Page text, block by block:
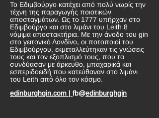
Το Εδιμβούργο κατέχει από πολύ νωρίς την
τέχνη της παραγωγής ποιοτικών
αποσταγμάτων. Ως το 1777 υπήρχαν στο
Εδιμβούργο και στο λιμάνι του Leith 8
νόμιμα αποστακτήρια. Με την άνοδο του gin
στο γειτονικό Λονδίνο, οι ποτοποιοί του
Εδιμβούργου, εκμεταλλεύτηκαν τις γνώσεις
τους και τον εξοπλισμό τους, που τα
συνδύασαν με άρκευθο, μπαχαρικά και
εσπεριδοειδή που κατεύθαναν στο λιμάνι
του Leith από όλο τον κόσμο.
edinburghgin.com | fb@edinburghgin